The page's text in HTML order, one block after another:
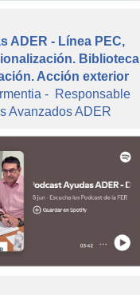
ADER - Línea PEC,
Biblioteca
Acción exterior
- Responsable
Avanzados ADER